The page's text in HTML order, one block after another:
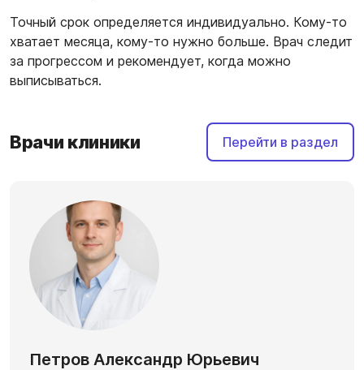
Точный срок определяется индивидуально. Кому-то
хватает месяца, кому-то нужно больше. Врач следит
за прогрессом и рекомендует, когда можно
выписываться.
Врачи клиники Перейти в раздел
Петров Александр Юрьевич